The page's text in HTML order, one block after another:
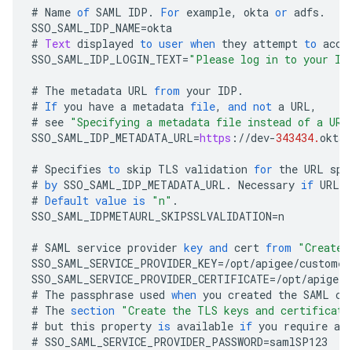
# Name of SAML IDP . For example, okta or adfs .
SSO_SAML_IDP_NAME=okta
# Text displayed to user when they attempt to
SSO_SAML_IDP_LOGIN_TEXT="Please log in to your
# The metadata URL from your IDP .
# If you have a metadata file, and not a URL,
# see "Specifying a metadata file instead of a
SSO_SAML_IDP_METADATA_URL=https : //dev-343434.
# Specifies to skip TLS validation for the URL
# by SSO_SAML_IDP_METADATA_URL . Necessary if URL
# Default value is "n" .
SSO_SAML_IDPMETAURL_SKIPSSLVALIDATION=n
# SAML service provider key and cert from "Create
SSO_SAML_SERVICE_PROVIDER_KEY=/opt/apigee/customer
SSO_SAML_SERVICE_PROVIDER_CERTIFICATE=/opt/apigee
# The passphrase used when you created the SAML
# The section "Create the TLS keys and
# but this property is available if you require a
# SSO_SAML_SERVICE_PROVIDER_PASSWORD=samlSP123